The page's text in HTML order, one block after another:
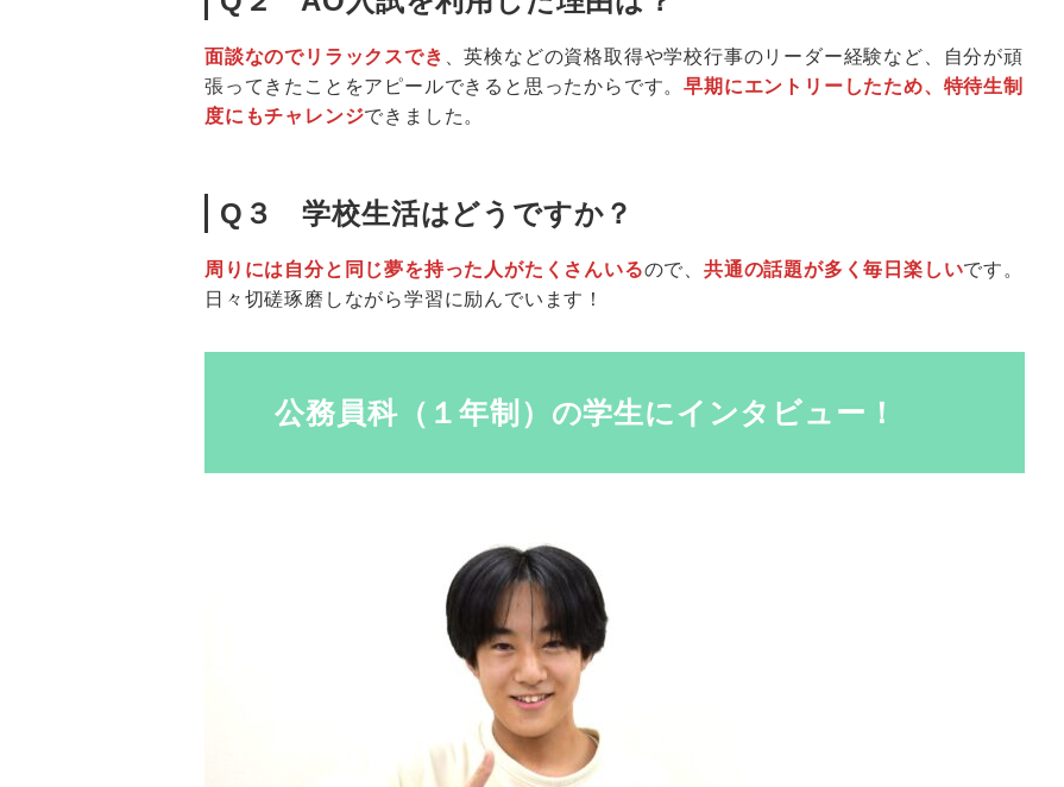
面談なのでリラックスでき
、英検などの資格取得や学校行事のリーダー経験など、自分が頑
張ってきたことをアピールできると思ったからです。早期にエントリーしたため、特待生制
度にもチャレンジできました。
Q３ 学校生活はどうですか？
周りには自分と同じ夢を持った人がたくさんいるので、共通の話題が多く毎日楽しいです。
日々切磋琢磨しながら学習に励んでいます！
公務員科（１年制）の学生にインタビュー！